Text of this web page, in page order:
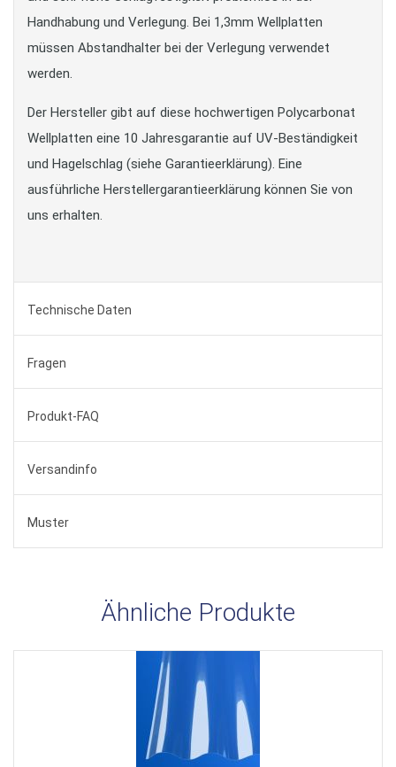
Handhabung und Verlegung. Bei 1,3mm Wellplatten
müssen Abstandhalter bei der Verlegung verwendet
werden.
Der Hersteller gibt auf diese hochwertigen Polycarbonat
Wellplatten eine 10 Jahresgarantie auf UV-Beständigkeit
und Hagelschlag (siehe Garantieerklärung). Eine
ausführliche Herstellergarantieerklärung können Sie von
uns erhalten.
Technische Daten
Fragen
Produkt-FAQ
Versandinfo
Muster
Ähnliche Produkte